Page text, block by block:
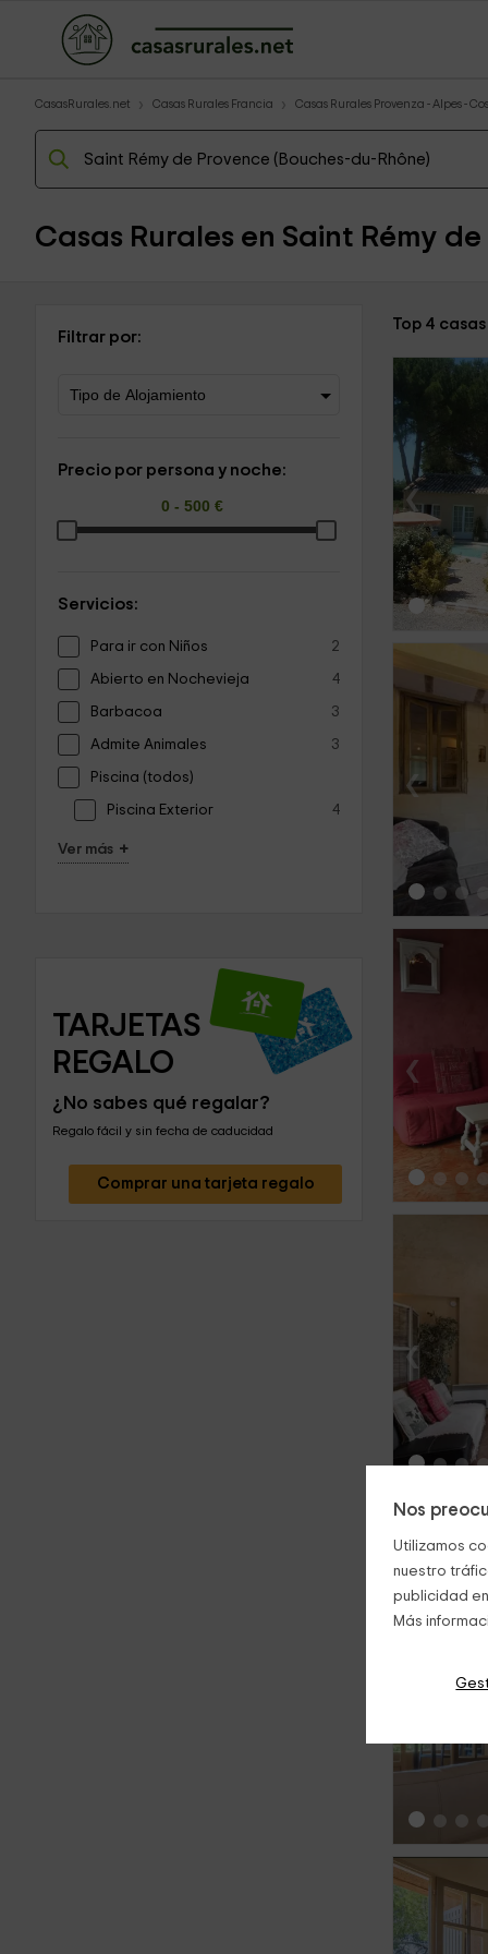
Nos
Utilizamos
nuestro
publicidad
Más
CasasRurales.net Casas Rurales Francia Casas Rurales Provenza - Alpes -
Casas Rurales en Saint Rémy
Filtrar por:
Precio por persona y noche:
Servicios:
Para ir con Niños 2
Abierto en Nochevieja 4
Barbacoa 3
Admite Animales 3
Piscina (todos)
Piscina Exterior 4
Ver más +
TARJETAS
REGALO
¿No sabes qué regalar?
Regalo fácil y sin fecha de caducidad
Comprar una tarjeta regalo
Top 4
‹
‹
‹
‹